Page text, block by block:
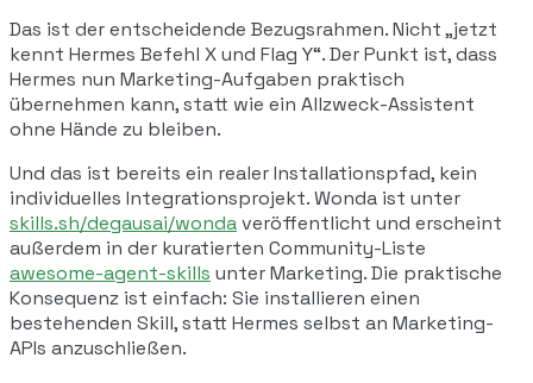
Das ist der entscheidende Bezugsrahmen. Nicht „jetzt
kennt Hermes Befehl X und Flag Y“. Der Punkt ist, dass
Hermes nun Marketing-Aufgaben praktisch
übernehmen kann, statt wie ein Allzweck-Assistent
ohne Hände zu bleiben.
Und das ist bereits ein realer Installationspfad, kein
individuelles Integrationsprojekt. Wonda ist unter
skills.sh/degausai/wondaveröffentlicht und erscheint
außerdem in der kuratierten Community-Liste
awesome-agent-skills unter Marketing. Die praktische
Konsequenz ist einfach: Sie installieren einen
bestehenden Skill, statt Hermes selbst an Marketing-
APIs anzuschließen.